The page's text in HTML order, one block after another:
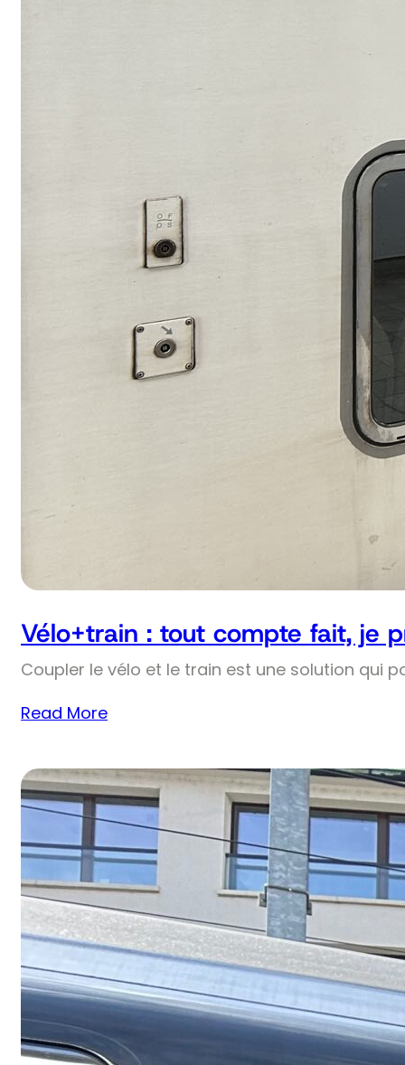
Vélo+train : tout compte fait, je
Coupler le vélo et le train est une solution qui
Read More